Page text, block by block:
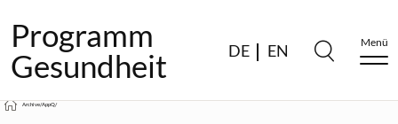
Programm
Gesundheit
DE EN Menü
Archive/AppQ/